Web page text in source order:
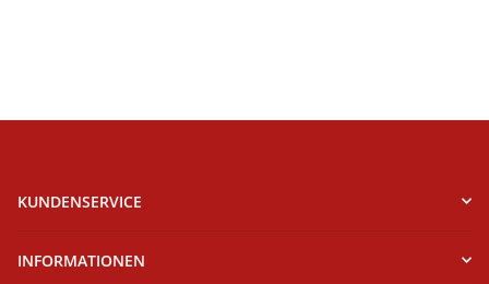
KUNDENSERVICE
INFORMATIONEN